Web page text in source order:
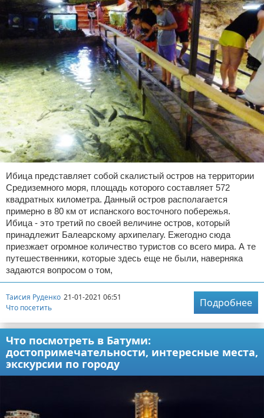
Ибица представляет собой скалистый остров на территории
Средиземного моря, площадь которого составляет 572
квадратных километра. Данный остров располагается
примерно в 80 км от испанского восточного побережья.
Ибица - это третий по своей величине остров, который
принадлежит Балеарскому архипелагу. Ежегодно сюда
приезжает огромное количество туристов со всего мира. А те
путешественники, которые здесь еще не были, наверняка
задаются вопросом о том,
Таисия Руденко 21-01-2021 06:51
Что посетить
Подробнее
Что посмотреть в Батуми:
достопримечательности, интересные места,
экскурсии по городу